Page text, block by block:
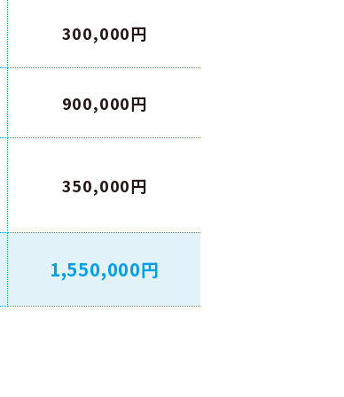
300,000円
900,000円
350,000円
1,550,000円